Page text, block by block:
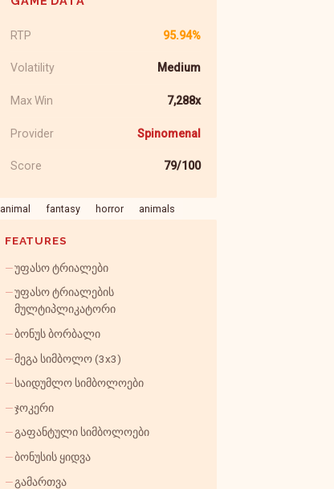
RTP 95.94%
Volatility Medium
Max Win 7,288x
Provider Spinomenal
Score 79/100
animal fantasy horror animals
FEATURES
უფასო ტრიალები
უფასო ტრიალების
მულტიპლიკატორი
ბონუს ბორბალი
მეგა სიმბოლო (3x3)
საიდუმლო სიმბოლოები
ჯოკერი
გაფანტული სიმბოლოები
ბონუსის ყიდვა
გამართვა